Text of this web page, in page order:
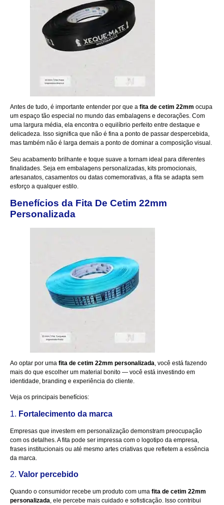
Antes de tudo, é importante entender por que a fita de cetim 22mm ocupa
um espaço tão especial no mundo das embalagens e decorações. Com
uma largura média, ela encontra o equilíbrio perfeito entre destaque e
delicadeza. Isso significa que não é fina a ponto de passar despercebida,
mas também não é larga demais a ponto de dominar a composição visual.
Seu acabamento brilhante e toque suave a tornam ideal para diferentes
finalidades. Seja em embalagens personalizadas, kits promocionais,
artesanatos, casamentos ou datas comemorativas, a fita se adapta sem
esforço a qualquer estilo.
Benefícios da Fita De Cetim 22mm
Personalizada
Ao optar por uma fita de cetim 22mm personalizada, você está fazendo
mais do que escolher um material bonito — você está investindo em
identidade, branding e experiência do cliente.
Veja os principais benefícios:
1. Fortalecimento da marca
Empresas que investem em personalização demonstram preocupação
com os detalhes. A fita pode ser impressa com o logotipo da empresa,
frases institucionais ou até mesmo artes criativas que refletem a essência
da marca.
2. Valor percebido
Quando o consumidor recebe um produto com uma fita de cetim 22mm
personalizada, ele percebe mais cuidado e sofisticação. Isso contribui